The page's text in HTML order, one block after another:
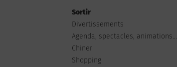
Sortir
Divertissements
Agenda, spectacles, animations...
Chiner
Shopping